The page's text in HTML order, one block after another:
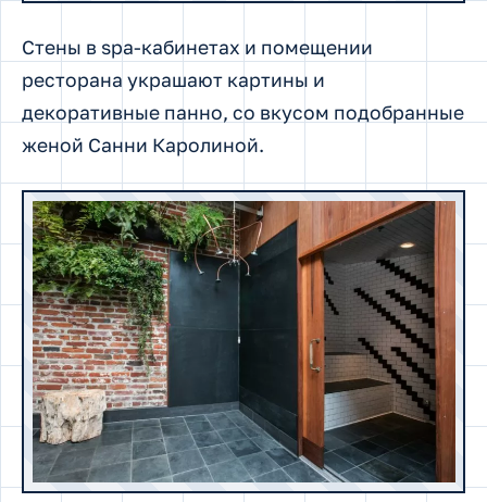
Стены в spa-кабинетах и помещении
ресторана украшают картины и
декоративные панно, со вкусом подобранные
женой Санни Каролиной.